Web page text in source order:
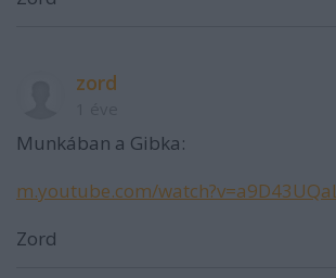
zord
Munkában a Gibka:
m.youtube.com/
Zord